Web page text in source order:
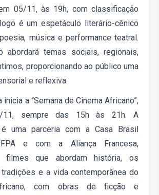
05/11, às 19h, com classificação
é um espetáculo literário-cênico
música e performance teatral.
abordará temas sociais, regionais,
proporcionando ao público uma
e reflexiva.
inicia a “Semanade Cinema Africano”,
11, sempre das 15h às 21h. A
é uma parceria com a Casa Brasil
e com a Aliança Francesa,
filmes que abordam história, os
e a vida contemporânea do
com obras de ficção e